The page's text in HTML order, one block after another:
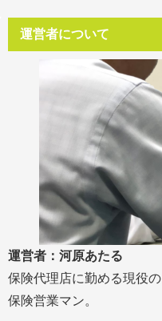
運営者について
運営者：河原あたる
保険代理店に勤める現役の
保険営業マン。